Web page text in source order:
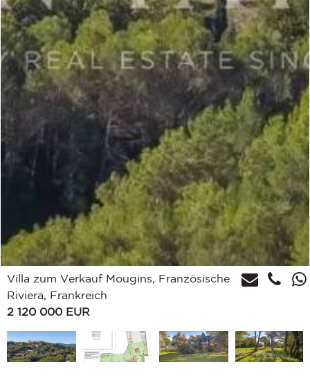
Villa zum Verkauf Mougins, Französische
Riviera, Frankreich
2 120 000 EUR